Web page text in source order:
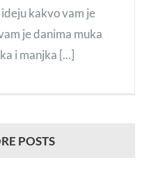
kakvo vam je
je danima muka
i manjka [...]
POSTS